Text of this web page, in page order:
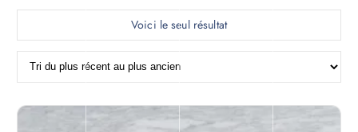
Voici le seul résultat